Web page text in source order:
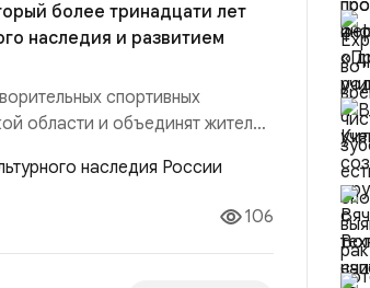
более тринадцати лет
наследия и развитием
спортивных
области и объединят жителей
УРАЛ это продолжение
производства и
уважение к с...
106